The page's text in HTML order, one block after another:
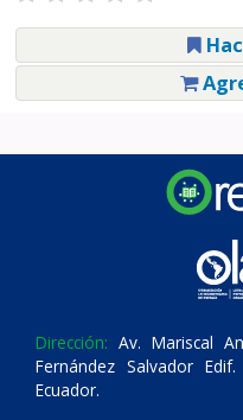
Dirección: Av. Mariscal
Fernández Salvador
Ecuador.